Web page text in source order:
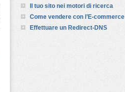
Il tuo sito nei motori di ricerca
Come vendere con l’E-commerce
Effettuare un Redirect-DNS